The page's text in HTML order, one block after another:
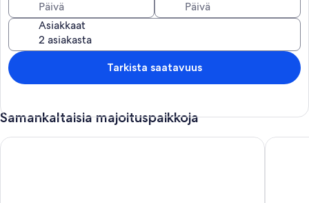
Asiakkaat
Tarkista saatavuus
Samankaltaisia majoituspaikkoja
Rules of the house